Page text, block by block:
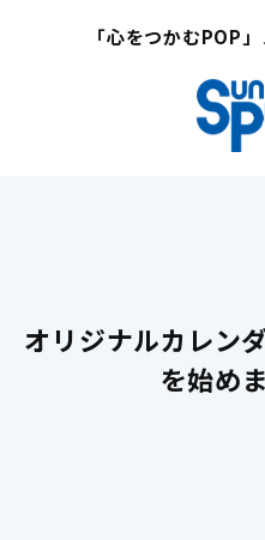
「心をつかむPOP
オリジナルカレン
を始め